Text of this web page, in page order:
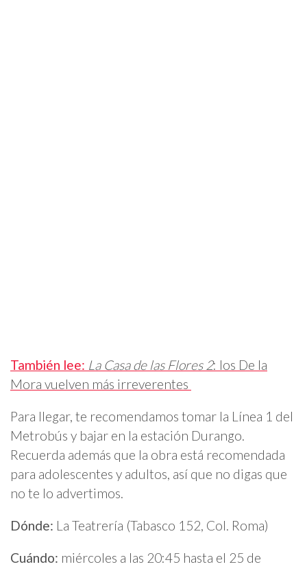
También lee: La Casa de las Flores 2: los De la
Mora vuelven más irreverentes
Para llegar, te recomendamos tomar la Línea 1 del
Metrobús y bajar en la estación Durango.
Recuerda además que la obra está recomendada
para adolescentes y adultos, así que no digas que
no te lo advertimos.
Dónde: La Teatrería (Tabasco 152, Col. Roma)
Cuándo: miércoles a las 20:45 hasta el 25 de